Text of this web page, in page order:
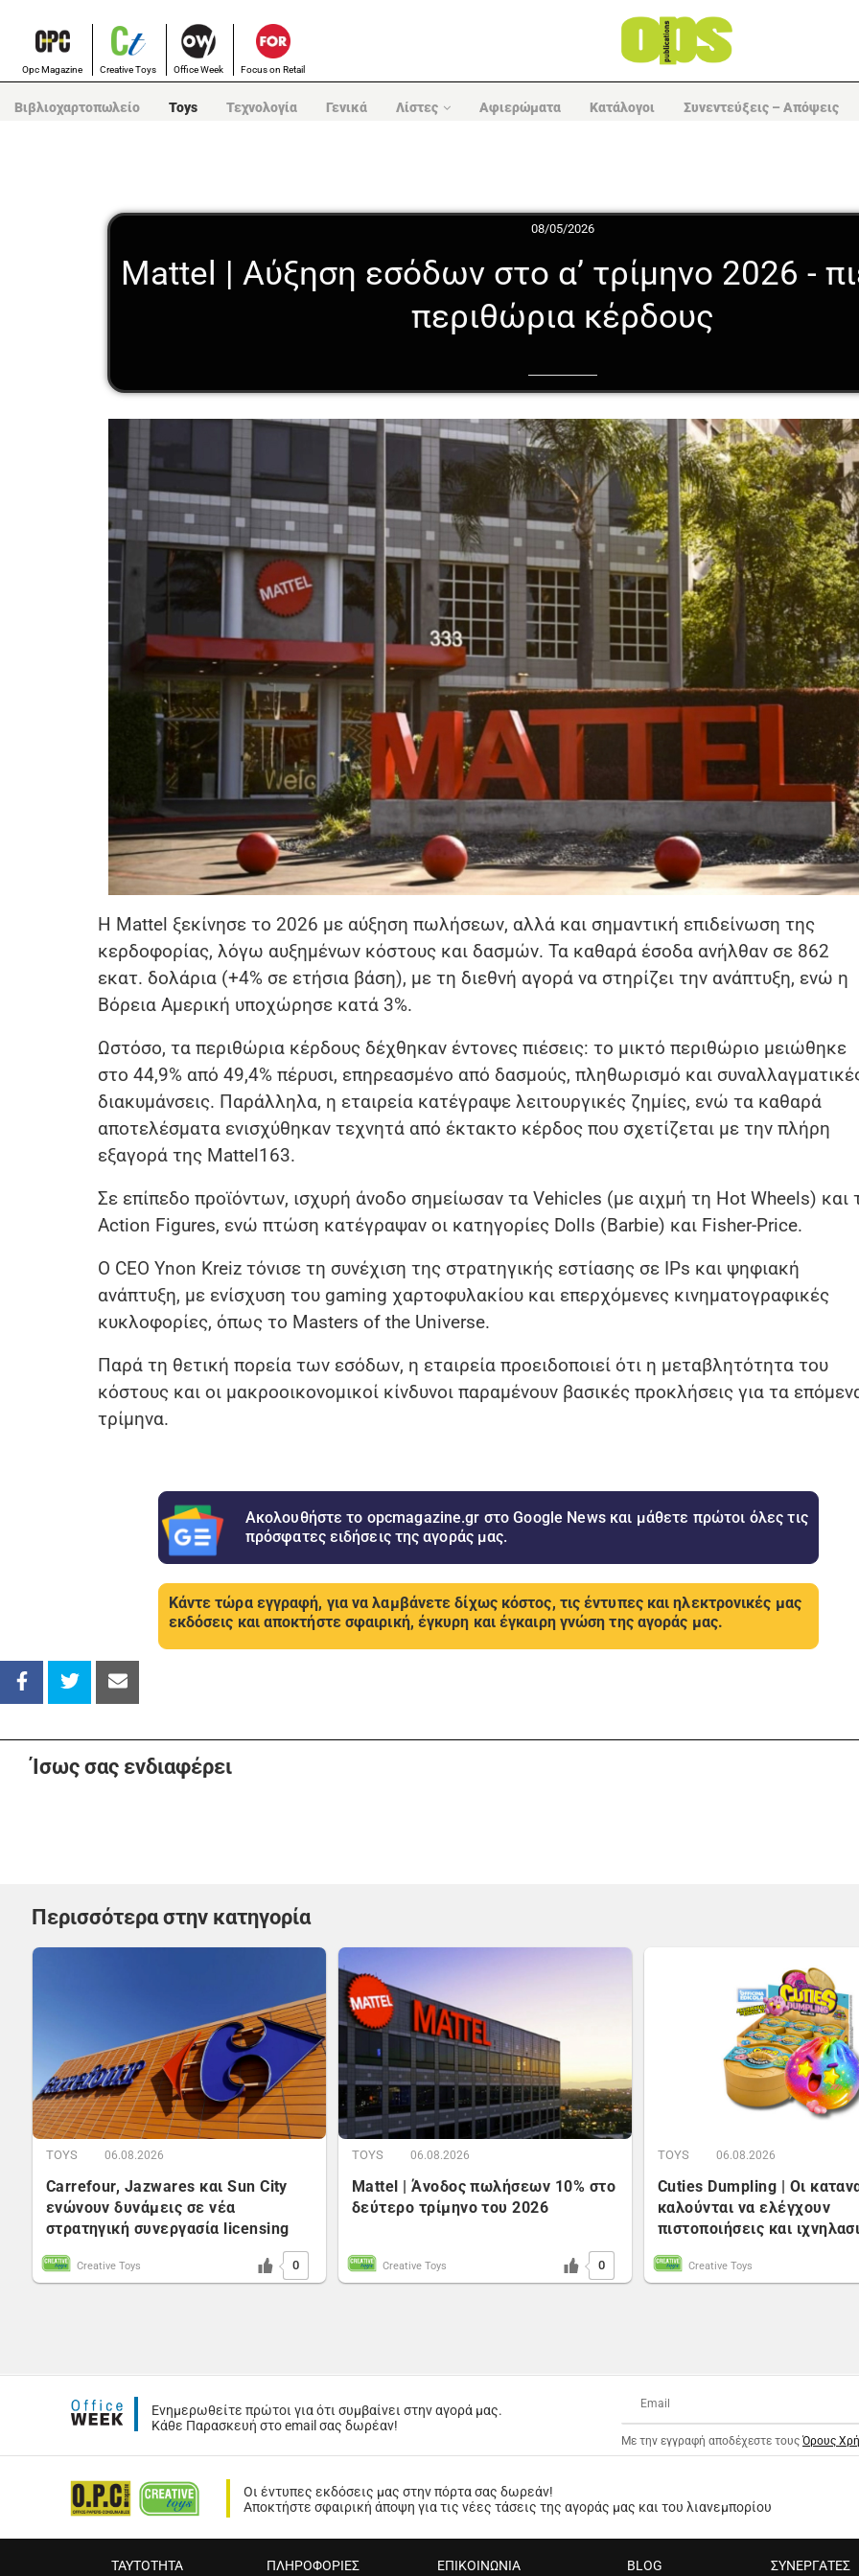
Opc Magazine Creative Toys Office Week Focus on Retail
Βιβλιοχαρτοπωλείο Toys Τεχνολογία Γενικά Λίστες Αφιερώματα Κατάλογοι Συνεντεύξεις – Απόψεις
08/05/2026
Mattel | Αύξηση εσόδων στο α’ τρίμηνο 2026 -
περιθώρια κέρδους
Η Mattel ξεκίνησε το 2026 με αύξηση πωλήσεων, αλλά και σημαντική επιδείνωση της
κερδοφορίας, λόγω αυξημένων κόστους και δασμών. Τα καθαρά έσοδα ανήλθαν σε 862
εκατ. δολάρια (+4% σε ετήσια βάση), με τη διεθνή αγορά να στηρίζει την ανάπτυξη, ενώ η
Βόρεια Αμερική υποχώρησε κατά 3%.
Ωστόσο, τα περιθώρια κέρδους δέχθηκαν έντονες πιέσεις: το μικτό περιθώριο μειώθηκε
στο 44,9% από 49,4% πέρυσι, επηρεασμένο από δασμούς, πληθωρισμό και
διακυμάνσεις. Παράλληλα, η εταιρεία κατέγραψε λειτουργικές ζημίες, ενώ τα καθαρά
αποτελέσματα ενισχύθηκαν τεχνητά από έκτακτο κέρδος που σχετίζεται με την πλήρη
εξαγορά της Mattel163.
Σε επίπεδο προϊόντων, ισχυρή άνοδο σημείωσαν τα Vehicles (με αιχμή τη Hot Wheels) και
Action Figures, ενώ πτώση κατέγραψαν οι κατηγορίες Dolls (Barbie) και Fisher-Price.
Ο CEO Ynon Kreiz τόνισε τη συνέχιση της στρατηγικής εστίασης σε IPs και ψηφιακή
ανάπτυξη, με ενίσχυση του gaming χαρτοφυλακίου και επερχόμενες κινηματογραφικές
κυκλοφορίες, όπως το Masters of the Universe.
Παρά τη θετική πορεία των εσόδων, η εταιρεία προειδοποιεί ότι η μεταβλητότητα του
κόστους και οι μακροοικονομικοί κίνδυνοι παραμένουν βασικές προκλήσεις για τα
τρίμηνα.
Ακολουθήστε το opcmagazine.gr στο Google News και μάθετε πρώτοι όλες τις
πρόσφατες ειδήσεις της αγοράς μας.
Κάντε τώρα εγγραφή, για να λαμβάνετε δίχως κόστος, τις έντυπες και ηλεκτρονικές μας
εκδόσεις και αποκτήστε σφαιρική, έγκυρη και έγκαιρη γνώση της αγοράς μας.
Ίσως σας ενδιαφέρει
Περισσότερα στην κατηγορία
TOYS 06.08.2026
Carrefour, Jazwares και Sun City
ενώνουν δυνάμεις σε νέα
στρατηγική συνεργασία licensing
Creative Toys 0
TOYS 06.08.2026
Mattel | Άνοδος πωλήσεων 10% στο
δεύτερο τρίμηνο του 2026
Creative Toys 0
TOYS 06.08.2026
Cuties Dumpling | Οι
καλούνται να ελέγχουν
πιστοποιήσεις και
Creative Toys
Ενημερωθείτε πρώτοι για ότι συμβαίνει στην αγορά μας.
Κάθε Παρασκευή στο email σας δωρέαν!
Με την εγγραφή αποδέχεστε τους Όρους
Οι έντυπες εκδόσεις μας στην πόρτα σας δωρεάν!
Αποκτήστε σφαιρική άποψη για τις νέες τάσεις της αγοράς μας και του λιανεμπορίου
ΤΑΥΤΟΤΗΤΑ ΠΛΗΡΟΦΟΡΙΕΣ ΕΠΙΚΟΙΝΩΝΙΑ BLOG ΣΥΝΕΡΓΑΤΕΣ